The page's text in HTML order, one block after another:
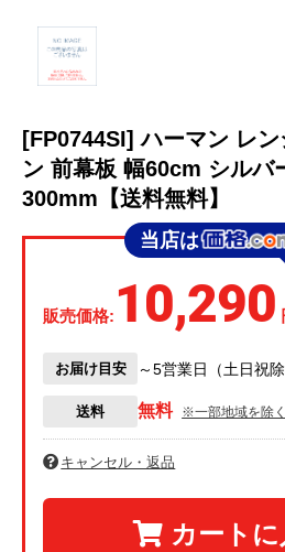
[FP0744SI] ハーマン レ
ン 前幕板 幅60cm シルバ
300mm【送料無料】
当店は
販売価格: 10,290
お届け目安 ～5営業日（土日祝除
送料 無料 ※一部地域を除く
キャンセル・返品
カート